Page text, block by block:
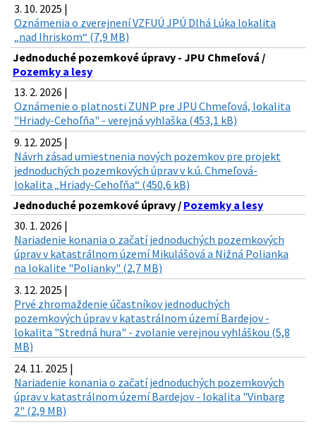
3. 10. 2025 |
Oznámenia o zverejnení VZFUÚ JPÚ Dlhá Lúka lokalita
„nad Ihriskom“ (7,9 MB)
Jednoduché pozemkové úpravy - JPU Chmeľová /
Pozemky a lesy
13. 2. 2026 |
Oznámenie o platnosti ZUNP pre JPU Chmeľová, lokalita
"Hriady-Cehoľňa" - verejná vyhlaška (453,1 kB)
9. 12. 2025 |
Návrh zásad umiestnenia nových pozemkov pre projekt
jednoduchých pozemkových úprav v k.ú. Chmeľová-
lokalita „Hriady-Cehoľňa“ (450,6 kB)
Jednoduché pozemkové úpravy / Pozemky a lesy
30. 1. 2026 |
Nariadenie konania o začatí jednoduchých pozemkových
úprav v katastrálnom území Mikulášová a Nižná Polianka
na lokalite "Polianky" (2,7 MB)
3. 12. 2025 |
Prvé zhromaždenie účastníkov jednoduchých
pozemkových úprav v katastrálnom území Bardejov -
lokalita "Stredná hura" - zvolanie verejnou vyhláškou (5,8
MB)
24. 11. 2025 |
Nariadenie konania o začatí jednoduchých pozemkových
úprav v katastrálnom území Bardejov - lokalita "Vinbarg
2" (2,9 MB)